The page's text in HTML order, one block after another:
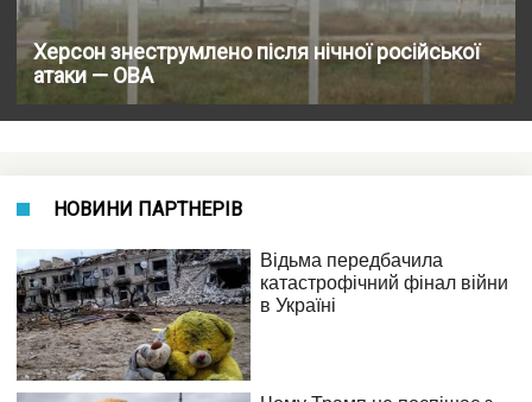
Херсон знеструмлено після нічної російської
атаки — ОВА
НОВИНИ ПАРТНЕРІВ